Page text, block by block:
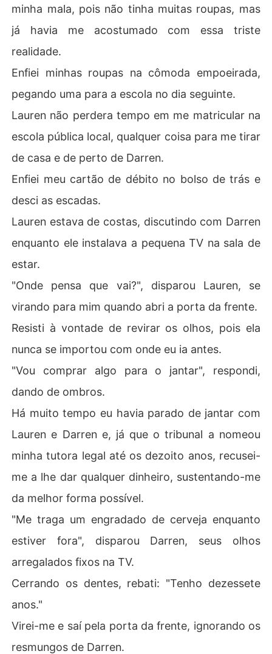
minha mala, pois não tinha muitas roupas, mas
já havia me acostumado com essa triste
realidade.
Enfiei minhas roupas na cômoda empoeirada,
pegando uma para a escola no dia seguinte.
Lauren não perdera tempo em me matricular na
escola pública local, qualquer coisa para me tirar
de casa e de perto de Darren.
Enfiei meu cartão de débito no bolso de trás e
desci as escadas.
Lauren estava de costas, discutindo com Darren
enquanto ele instalava a pequena TV na sala de
estar.
"Onde pensa que vai?", disparou Lauren, se
virando para mim quando abri a porta da frente.
Resisti à vontade de revirar os olhos, pois ela
nunca se importou com onde eu ia antes.
"Vou comprar algo para o jantar", respondi,
dando de ombros.
Há muito tempo eu havia parado de jantar com
Lauren e Darren e, já que o tribunal a nomeou
minha tutora legal até os dezoito anos, recusei-
me a lhe dar qualquer dinheiro, sustentando-me
da melhor forma possível.
"Me traga um engradado de cerveja enquanto
estiver fora", disparou Darren, seus olhos
arregalados fixos na TV.
Cerrando os dentes, rebati: "Tenho dezessete
anos."
Virei-me e saí pela porta da frente, ignorando os
resmungos de Darren.